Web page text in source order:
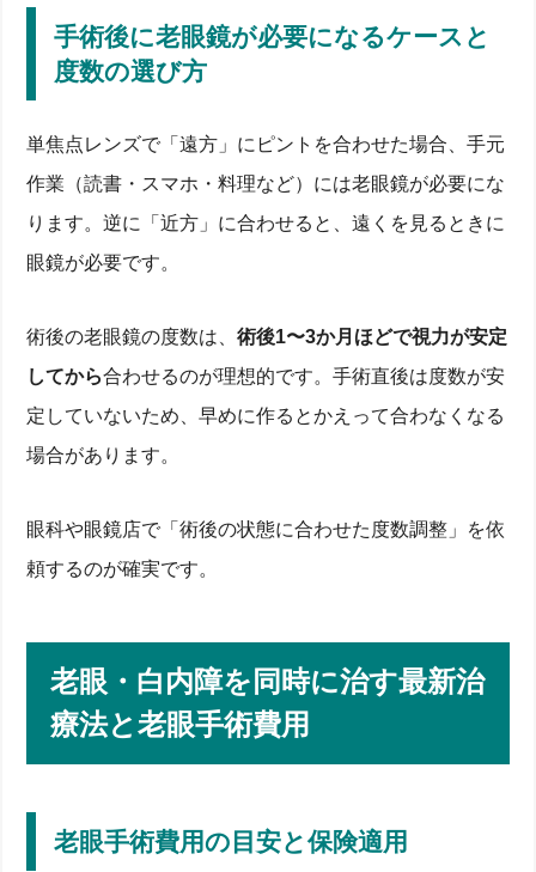
手術後に老眼鏡が必要になるケースと
度数の選び方
単焦点レンズで「遠方」にピントを合わせた場合、手元
作業（読書・スマホ・料理など）には老眼鏡が必要にな
ります。逆に「近方」に合わせると、遠くを見るときに
眼鏡が必要です。
術後の老眼鏡の度数は、術後1〜3か月ほどで視力が安定
してから合わせるのが理想的です。手術直後は度数が安
定していないため、早めに作るとかえって合わなくなる
場合があります。
眼科や眼鏡店で「術後の状態に合わせた度数調整」を依
頼するのが確実です。
老眼・白内障を同時に治す最新治
療法と老眼手術費用
老眼手術費用の目安と保険適用